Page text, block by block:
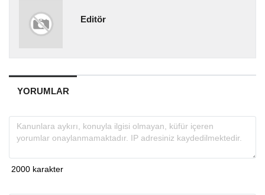
Editör
YORUMLAR